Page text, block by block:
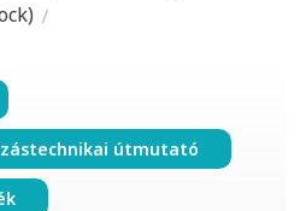
útmutató